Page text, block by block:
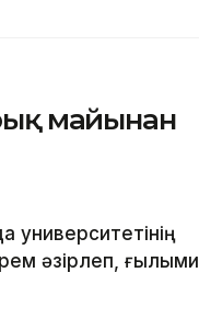
майынан
университетінің
әзірлеп, ғылыми